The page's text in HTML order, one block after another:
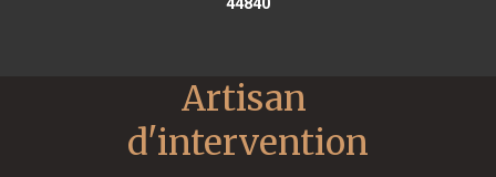
Artisan
d'intervention